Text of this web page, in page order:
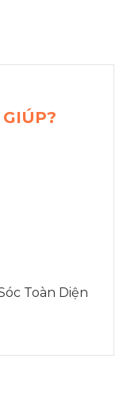
Toàn Diện